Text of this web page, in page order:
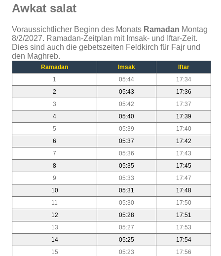
Awkat salat
Voraussichtlicher Beginn des Monats Ramadan Montag
8/2/2027. Ramadan-Zeitplan mit Imsak- und Iftar-Zeit.
Dies sind auch die gebetszeiten Feldkirch für Fajr und
den Maghreb.
Ramadan Imsak
Iftar
1
05:44
17:34
2
05:43
17:36
3
05:42
17:37
4
05:40
17:39
5
05:39
17:40
6
05:37
17:42
7
05:36
17:43
8
05:35
17:45
9
05:33
17:47
10
05:31
17:48
11
05:30
17:50
12
05:28
17:51
13
05:27
17:53
14
05:25
17:54
15
05:23
17:56